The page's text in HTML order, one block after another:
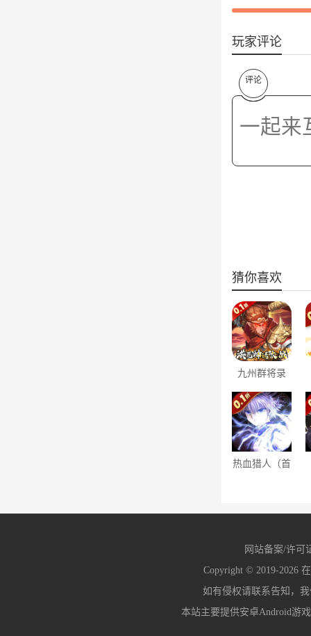
玩家评论
评论
猜你喜欢
九州群将录
0.1折）
热血猎人（首
网站备案/许可
Copyright © 2019-2026
如有侵权请联系告知，
本站主要提供安卓Android游